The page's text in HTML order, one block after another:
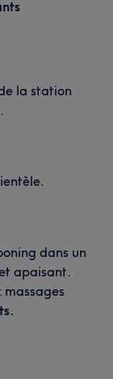
la station
dans un
apaisant.
massages